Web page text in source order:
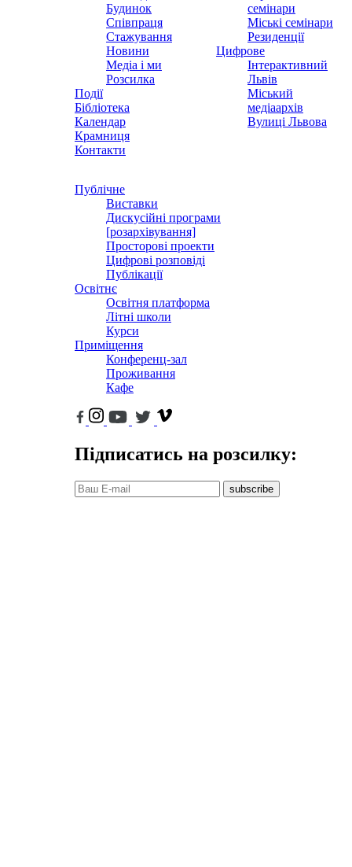
Будинок
Співпраця
Стажування
Новини
Медіа і ми
Розсилка
Події
Бібліотека
Календар
Крамниця
Контакти
семінари
Міські семінари
Резиденції
Цифрове
Інтерактивний
Львів
Міський
медіаархів
Вулиці Львова
Публічне
Виставки
Дискусійні програми
[розархівування]
Просторові проекти
Цифрові розповіді
Публікації
Освітнє
Освітня платформа
Літні школи
Курси
Приміщення
Конференц-зал
Проживання
Кафе
Підписатись на розсилку:
subscribe